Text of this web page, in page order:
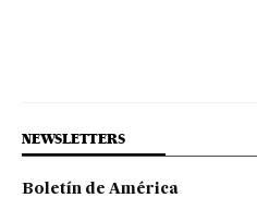
NEWSLETTERS
Boletín de América